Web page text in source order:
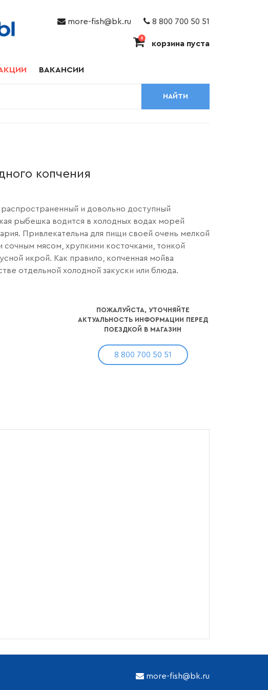
more-fish@bk.ru 8 800 700 50 51
0
корзина пуста
ВАКАНСИИ
НАЙТИ
копчения
распространенный и довольно доступный
рыбешка водится в холодных водах морей
Привлекательна для пищи своей очень мелкой
мясом, хрупкими косточками, тонкой
икрой. Как правило, копченная мойва
отдельной холодной закуски или блюда.
ПОЖАЛУЙСТА, УТОЧНЯЙТЕ
АКТУАЛЬНОСТЬ ИНФОРМАЦИИ ПЕРЕД
ПОЕЗДКОЙ В МАГАЗИН
8 800 700 50 51
more-fish@bk.ru